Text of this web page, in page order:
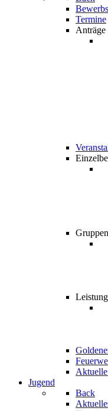
Termine
Anträge
Jugend
Back